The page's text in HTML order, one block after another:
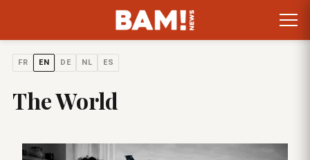
FR EN DE NL ES
The World